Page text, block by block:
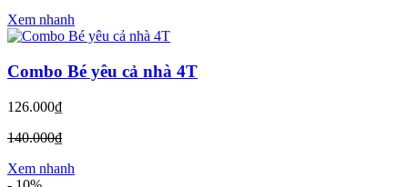
Xem nhanh
Combo Bé yêu cả nhà 4T
126.000₫
140.000₫
Xem nhanh